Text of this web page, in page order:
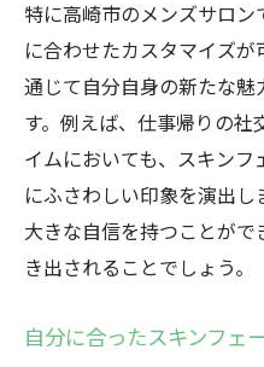
特に高崎市のメンズサロ
に合わせたカスタマイズ
通じて自分自身の新たな
す。例えば、仕事帰りの
イムにおいても、スキン
にふさわしい印象を演出
大きな自信を持つことが
き出されることでしょう。
自分に合ったスキンフェ